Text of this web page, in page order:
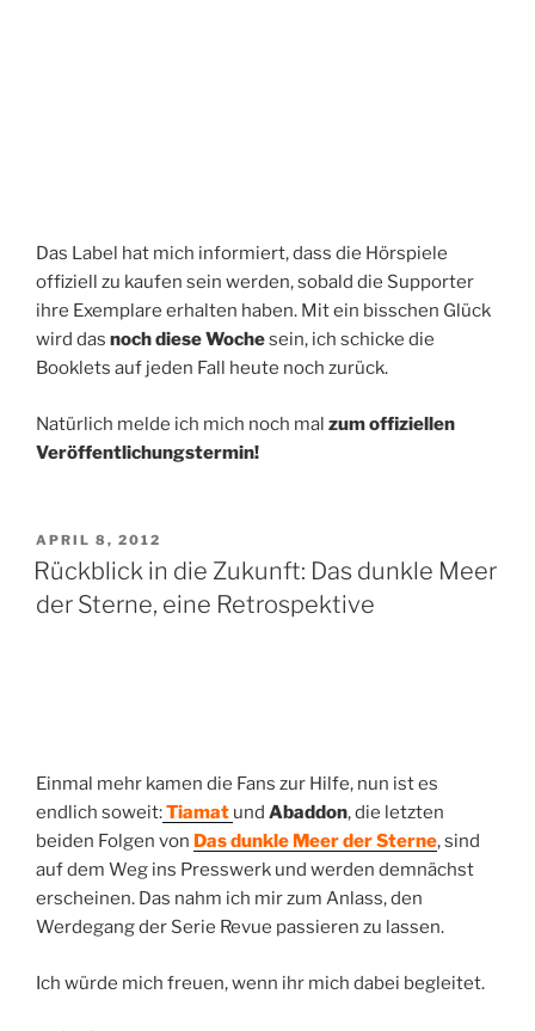
Das Label hat mich informiert, dass die Hörspiele
offiziell zu kaufen sein werden, sobald die Supporter
ihre Exemplare erhalten haben. Mit ein bisschen Glück
wird das noch diese Wochesein, ich schicke die
Booklets auf jeden Fall heute noch zurück.
Natürlich melde ich mich noch mal zum offiziellen
Veröffentlichungstermin!
VERÖFFENTLICHT
AM
APRIL 8, 2012
Rückblick in die Zukunft: Das dunkle Meer
der Sterne, eine Retrospektive
Einmal mehr kamen die Fans zur Hilfe, nun ist es
endlich soweit:Tiamat und Abaddon, die letzten
beiden Folgen von Das dunkle Meer der Sterne, sind
auf dem Weg ins Presswerk und werden demnächst
erscheinen. Das nahm ich mir zum Anlass, den
Werdegang der Serie Revue passieren zu lassen.
Ich würde mich freuen, wenn ihr mich dabei begleitet.